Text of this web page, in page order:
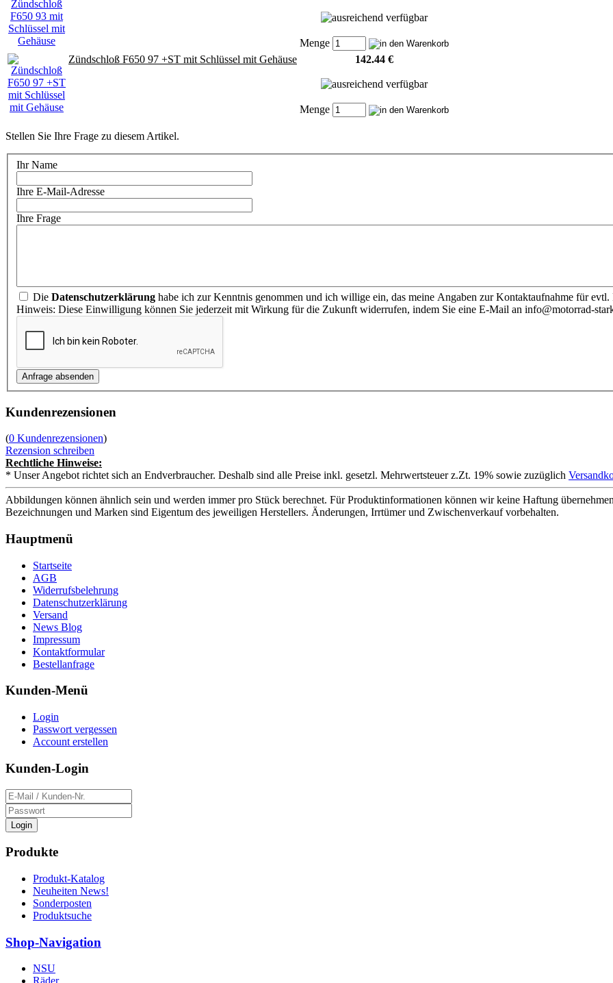
Menge
Zündschloß F650 97 +ST mit Schlüssel mit Gehäuse
142.44 €
Menge
Stellen Sie Ihre Frage zu diesem Artikel.
Ihr Name
Ihre E-Mail-Adresse
Ihre Frage
Die Datenschutzerklärung habe ich zur Kenntnis genommen und ich willige ein, das meine Angaben zur Kontaktaufnahme für evtl.
Hinweis: Diese Einwilligung können Sie jederzeit mit Wirkung für die Zukunft widerrufen, indem Sie eine E-Mail an info@motorrad-
Kundenrezensionen
(0 Kundenrezensionen)
Rezension schreiben
Rechtliche Hinweise:
* Unser Angebot richtet sich an Endverbraucher. Deshalb sind alle Preise inkl. gesetzl. Mehrwertsteuer z.Zt. 19% sowie zuzüglich
Abbildungen können ähnlich sein und werden immer pro Stück berechnet. Für Produktinformationen können wir keine Haftung
Bezeichnungen und Marken sind Eigentum des jeweiligen Herstellers. Änderungen, Irrtümer und Zwischenverkauf vorbehalten.
Hauptmenü
Startseite
AGB
Widerrufsbelehrung
Datenschutzerklärung
Versand
News Blog
Impressum
Kontaktformular
Bestellanfrage
Kunden-Menü
Login
Passwort vergessen
Account erstellen
Kunden-Login
Login
Produkte
Produkt-Katalog
Neuheiten News!
Sonderposten
Produktsuche
Shop-Navigation
NSU